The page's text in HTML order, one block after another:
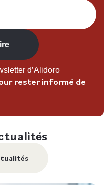
d’Alidoro
rester informé de